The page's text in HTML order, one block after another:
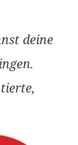
deine